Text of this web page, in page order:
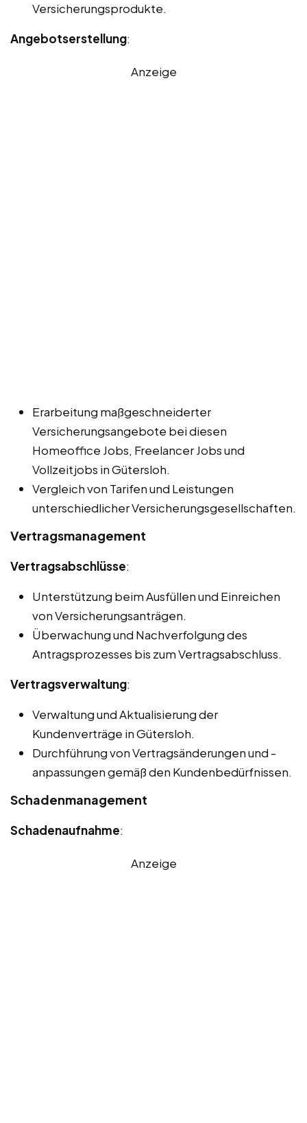
Versicherungsprodukte.
Angebotserstellung:
Anzeige
Erarbeitung maßgeschneiderter
Versicherungsangebote bei diesen
Homeoffice Jobs, Freelancer Jobs und
Vollzeitjobs in Gütersloh.
Vergleich von Tarifen und Leistungen
unterschiedlicher Versicherungsgesellschaften.
Vertragsmanagement
Vertragsabschlüsse:
Unterstützung beim Ausfüllen und Einreichen
von Versicherungsanträgen.
Überwachung und Nachverfolgung des
Antragsprozesses bis zum Vertragsabschluss.
Vertragsverwaltung:
Verwaltung und Aktualisierung der
Kundenverträge in Gütersloh.
Durchführung von Vertragsänderungen und -
anpassungen gemäß den Kundenbedürfnissen.
Schadenmanagement
Schadenaufnahme:
Anzeige